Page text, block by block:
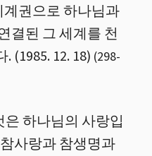
권으로 하나님과
결된 그 세계를 천
(1985. 12. 18) (298-
하나님의 사랑입
사랑과 참생명과